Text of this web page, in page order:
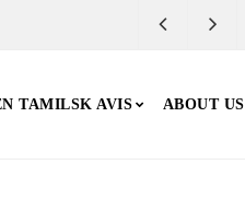
TAMILSK AVIS ABOUT US